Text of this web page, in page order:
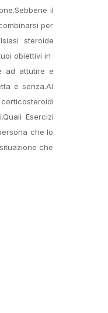
il
per
steroide
obiettivi in
ad attutire e
e senza.Al
Esercizi
che lo
che